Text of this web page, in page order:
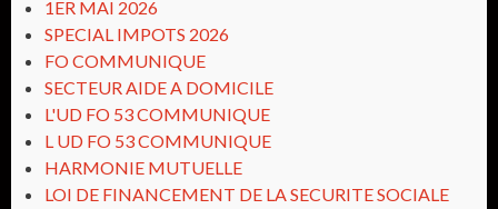
1ER MAI 2026
SPECIAL IMPOTS 2026
FO COMMUNIQUE
SECTEUR AIDE A DOMICILE
L'UD FO 53 COMMUNIQUE
L UD FO 53 COMMUNIQUE
HARMONIE MUTUELLE
LOI DE FINANCEMENT DE LA SECURITE SOCIALE